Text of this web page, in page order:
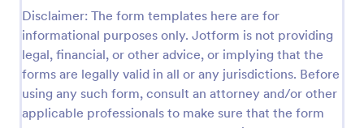
Disclaimer: The form templates here are for
informational purposes only. Jotform is not providing
legal, financial, or other advice, or implying that the
forms are legally valid in all or any jurisdictions. Before
using any such form, consult an attorney and/or other
applicable professionals to make sure that the form